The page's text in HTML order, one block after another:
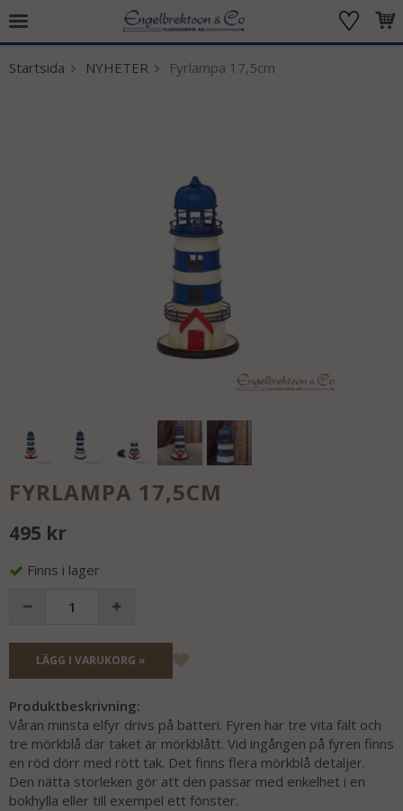
Produkten har blivit tillagd i varukorgen
Startsida NYHETER Fyrlampa 17,5cm
FYRLAMPA 17,5CM
495 kr
Finns i lager
LÄGG I VARUKORG »
Produktbeskrivning:
Våran minsta elfyr drivs på batteri. Fyren har tre vita fält och
tre mörkblå där taket är mörkblått. Vid ingången på fyren finns
en röd dörr med rött tak. Det finns flera mörkblå detaljer.
Den nätta storleken gör att den passar med enkelhet i en
bokhylla eller till exempel ett fönster.